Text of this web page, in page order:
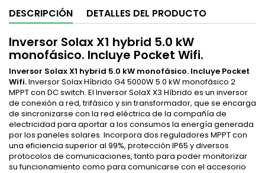
DESCRIPCIÓN DETALLES DEL PRODUCTO
Inversor Solax X1 hybrid 5.0 kW
monofásico. Incluye Pocket Wifi.
Inversor Solax X1 hybrid 5.0 kW monofásico. Incluye Pocket
Wifi.Inversor Solax Híbrido G4 5000W 5.0 kW monofásico 2
MPPT con DC switch. El Inversor SolaX X3 Híbrido es un inversor
de conexión a red, trifásico y sin transformador, que se encarga
de sincronizarse con la red eléctrica de la compañía de
electricidad para aportar a los consumos la energía generada
por los paneles solares. Incorpora dos reguladores MPPT con
una eficiencia superior al 99%, protección IP65 y diversos
protocolos de comunicaciones, tanto para poder monitorizar
su funcionamiento como para comunicarse con el accesorio